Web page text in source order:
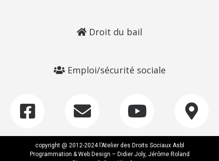
Droit du bail
Emploi/sécurité sociale
copyright @ 2012-2024 l’Atelier des Droits Sociaux Asbl
Programmation & Web Design – Didier Joly, Jérôme Roland